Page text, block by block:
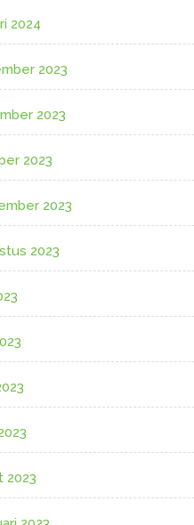
2024
2023
2023
2023
2023
2023
2023